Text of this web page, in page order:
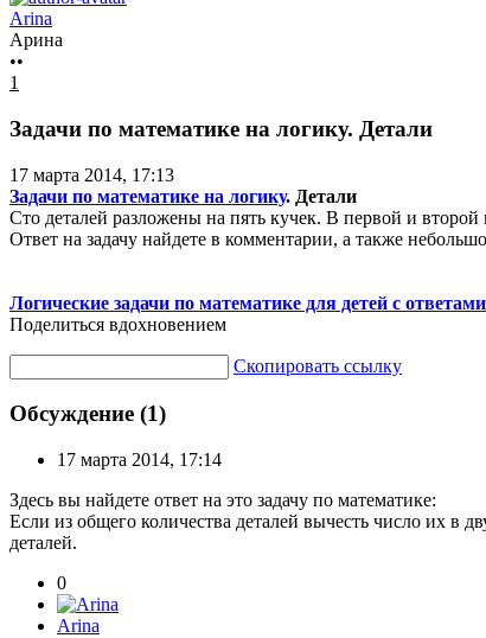
Arina
Арина
••
1
Задачи по математике на логику. Детали
17 марта 2014, 17:13
Задачи по математике на логику. Детали
Сто деталей разложены на пять кучек. В первой и второй
Ответ на задачу найдете в комментарии, а также
Логические задачи по математике для детей с ответами
Поделиться вдохновением
Скопировать ссылку
Обсуждение (1)
17 марта 2014, 17:14
Здесь вы найдете ответ на это задачу по математике:
Если из общего количества деталей вычесть число их в
деталей.
0
Arina